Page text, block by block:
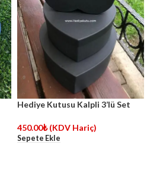
Hediye Kutusu Kalpli 3’lü Set
450.00₺ (KDV Hariç)
Sepete Ekle